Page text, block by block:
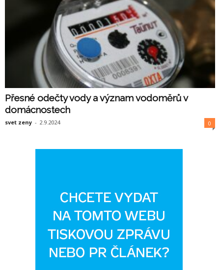
Přesné odečty vody a význam vodoměrů v
domácnostech
svet zeny - 2.9.2024 0